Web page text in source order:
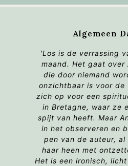
Algemeen
'Los is de verrassing
maand. Het gaat over
die door niemand
onzichtbaar is voor de
zich op voor een
in Bretagne, waar ze
spijt van heeft. Maar
in het observeren en
pen van de auteur, al
haar heen met
Het is een ironisch,